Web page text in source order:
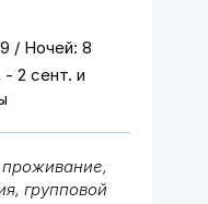
групповой
/ Ночей: 8
- 2 сент. и